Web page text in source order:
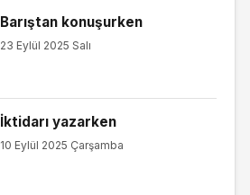
Barıştan konuşurken
23 Eylül 2025 Salı
İktidarı yazarken
10 Eylül 2025 Çarşamba